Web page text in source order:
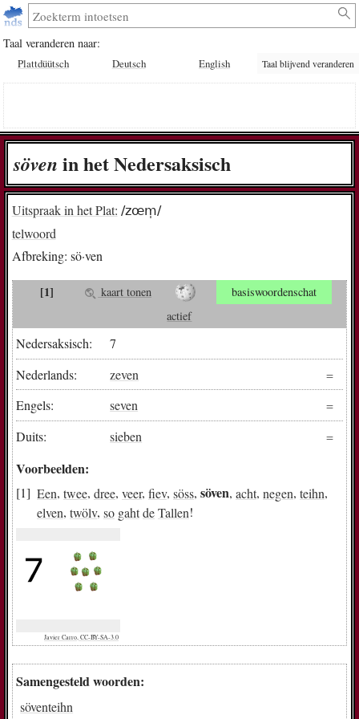
Taal veranderen naar:
Plattdüütsch Deutsch English Taal blijvend veranderen
sö­ven in het Nedersaksisch
Uitspraak in het Plat: /zœm̩/
telwoord
Afbreking: sö·ven
[1] kaart tonen
basiswoordenschat
actief
Nedersaksisch:
7
Nederlands:
zeven
Engels:
seven
Duits:
sieben
Voorbeelden:
Een, twee, dree, veer, fiev, söss, söven, acht, negen, teihn,
elven, twölv, so gahtdeTallen!
Javier Carro, CC-BY-SA-3.0
Samengesteld woorden:
söventeihn